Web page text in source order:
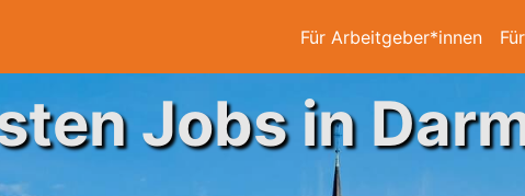
Für Arbeitgeber*innen
Jobs in